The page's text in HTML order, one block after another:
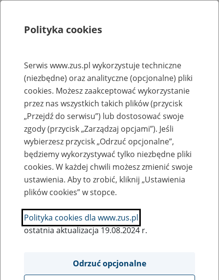
Rejestry, ewidencje i archiwa
Baza zlikwidowanych lub
przekształconych zakładów pracy
Nazwa zakładu pracy:
SZUKAJ
Polityka cookies
Serwis www.zus.pl wykorzystuje techniczne
(niezbędne) oraz analityczne (opcjonalne) pliki
cookies. Możesz zaakceptować wykorzystanie
przez nas wszystkich takich plików (przycisk
„Przejdź do serwisu”) lub dostosować swoje
zgody (przycisk „Zarządzaj opcjami”). Jeśli
wybierzesz przycisk „Odrzuć opcjonalne”,
będziemy wykorzystywać tylko niezbędne pliki
cookies. W każdej chwili możesz zmienić swoje
ustawienia. Aby to zrobić, kliknij „Ustawienia
plików cookies” w stopce.
Polityka cookies dla www.zus.pl
ostatnia aktualizacja 19.08.2024 r.
Odrzuć opcjonalne